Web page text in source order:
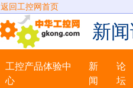
返回工控网首页
新
工控产品体验中
心
新
闻
论
坛